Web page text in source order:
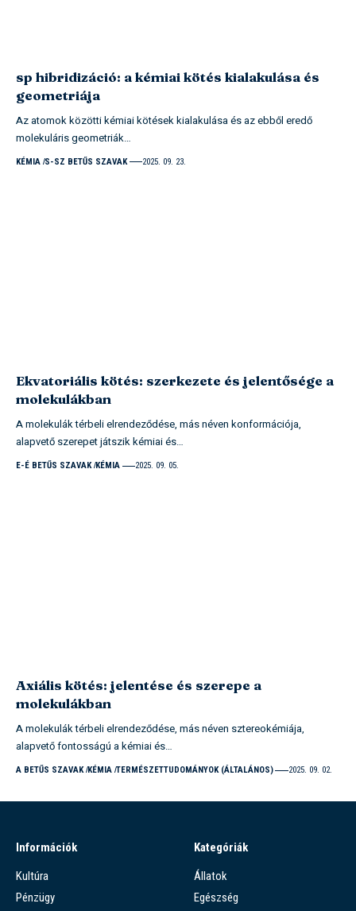
sp hibridizáció: a kémiai kötés kialakulása és
geometriája
Az atomok közötti kémiai kötések kialakulása és az ebből eredő
molekuláris geometriák…
KÉMIA S-SZ BETŰS SZAVAK 2025. 09. 23.
Ekvatoriális kötés: szerkezete és jelentősége a
molekulákban
A molekulák térbeli elrendeződése, más néven konformációja,
alapvető szerepet játszik kémiai és…
E-É BETŰS SZAVAK KÉMIA 2025. 09. 05.
Axiális kötés: jelentése és szerepe a
molekulákban
A molekulák térbeli elrendeződése, más néven sztereokémiája,
alapvető fontosságú a kémiai és…
A BETŰS SZAVAK KÉMIA TERMÉSZETTUDOMÁNYOK (ÁLTALÁNOS) 2025. 09. 02.
Információk
Kultúra
Pénzügy
Kategóriák
Állatok
Egészség